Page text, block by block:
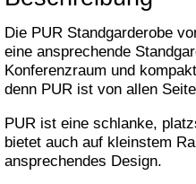
Die PUR Standgarderobe
eine ansprechende
Konferenzraum und
denn PUR ist von allen
PUR ist eine schlanke,
bietet auch auf kleinstem
ansprechendes Design.